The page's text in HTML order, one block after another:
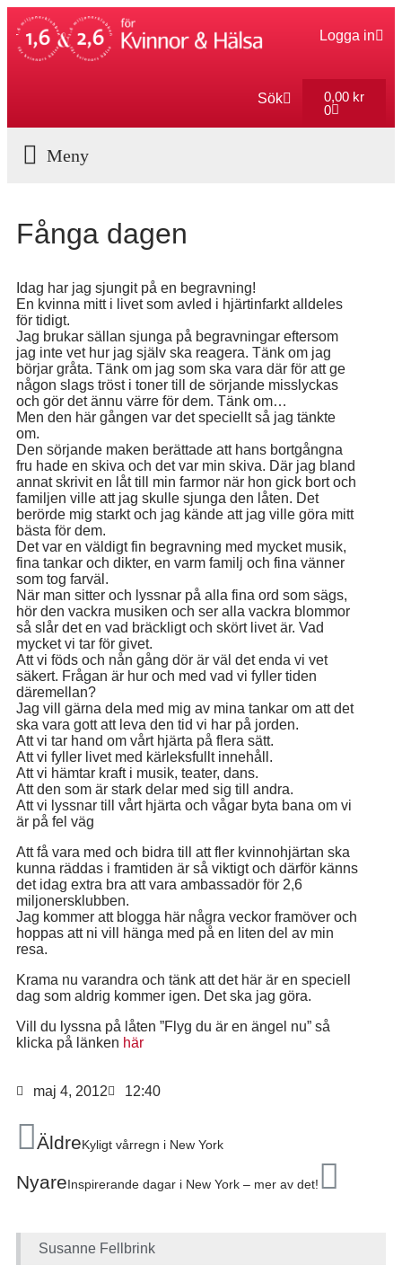
Logga in
Sök 0,00 kr
0
Fånga dagen
Idag har jag sjungit på en begravning!
En kvinna mitt i livet som avled i hjärtinfarkt alldeles
för tidigt.
Jag brukar sällan sjunga på begravningar eftersom
jag inte vet hur jag själv ska reagera. Tänk om jag
börjar gråta. Tänk om jag som ska vara där för att ge
någon slags tröst i toner till de sörjande misslyckas
och gör det ännu värre för dem. Tänk om…
Men den här gången var det speciellt så jag tänkte
om.
Den sörjande maken berättade att hans bortgångna
fru hade en skiva och det var min skiva. Där jag bland
annat skrivit en låt till min farmor när hon gick bort och
familjen ville att jag skulle sjunga den låten. Det
berörde mig starkt och jag kände att jag ville göra mitt
bästa för dem.
Det var en väldigt fin begravning med mycket musik,
fina tankar och dikter, en varm familj och fina vänner
som tog farväl.
När man sitter och lyssnar på alla fina ord som sägs,
hör den vackra musiken och ser alla vackra blommor
så slår det en vad bräckligt och skört livet är. Vad
mycket vi tar för givet.
Att vi föds och nån gång dör är väl det enda vi vet
säkert. Frågan är hur och med vad vi fyller tiden
däremellan?
Jag vill gärna dela med mig av mina tankar om att det
ska vara gott att leva den tid vi har på jorden.
Att vi tar hand om vårt hjärta på flera sätt.
Att vi fyller livet med kärleksfullt innehåll.
Att vi hämtar kraft i musik, teater, dans.
Att den som är stark delar med sig till andra.
Att vi lyssnar till vårt hjärta och vågar byta bana om vi
är på fel väg
Att få vara med och bidra till att fler kvinnohjärtan ska
kunna räddas i framtiden är så viktigt och därför känns
det idag extra bra att vara ambassadör för 2,6
miljonersklubben.
Jag kommer att blogga här några veckor framöver och
hoppas att ni vill hänga med på en liten del av min
resa.
Krama nu varandra och tänk att det här är en speciell
dag som aldrig kommer igen. Det ska jag göra.
Vill du lyssna på låten ”Flyg du är en ängel nu” så
klicka på länken här
maj 4, 2012 12:40
ÄldreKyligt vårregn i New York
NyareInspirerande dagar i New York – mer av det!
Susanne Fellbrink